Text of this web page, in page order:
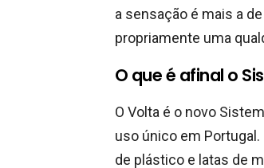
a sensação é mais a
propriamente uma
O que é afinal o
O Volta é o novo
uso único em
de plástico e latas de